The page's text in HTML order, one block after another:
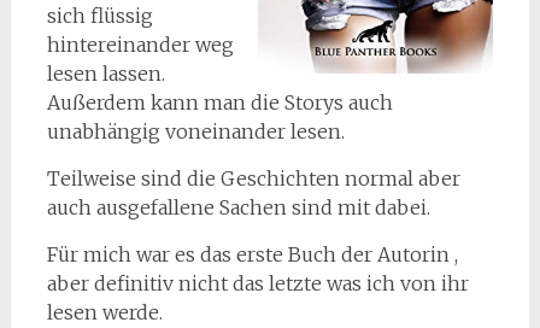
sich flüssig
hintereinander weg
lesen lassen.
Außerdem kann man die Storys auch
unabhängig voneinander lesen.
Teilweise sind die Geschichten normal aber
auch ausgefallene Sachen sind mit dabei.
Für mich war es das erste Buch der Autorin ,
aber definitiv nicht das letzte was ich von ihr
lesen werde.